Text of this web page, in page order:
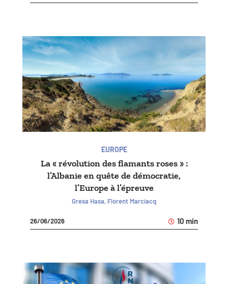
EUROPE
La « révolution des flamants roses » :
l’Albanie en quête de démocratie,
l’Europe à l’épreuve
Gresa Hasa, Florent Marciacq
26/06/2026 10 min